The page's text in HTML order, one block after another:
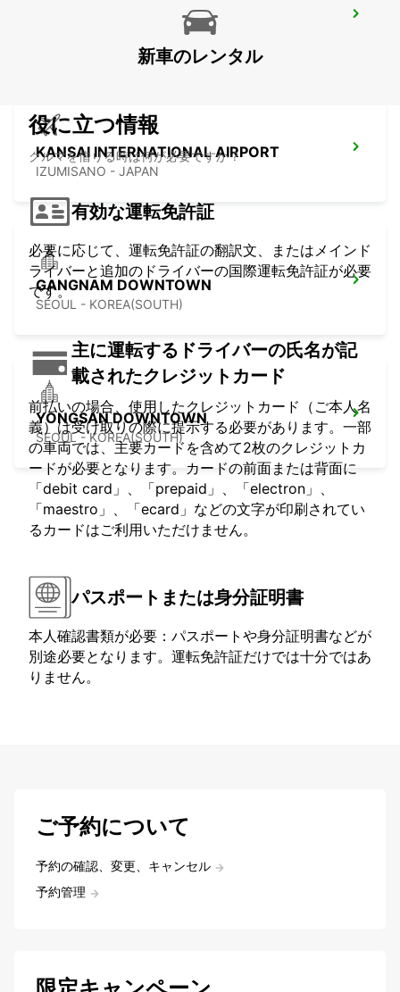
GWANGJU - KOREA(SOUTH)
KANSAI INTERNATIONAL AIRPORT
IZUMISANO - JAPAN
GANGNAM DOWNTOWN
SEOUL - KOREA(SOUTH)
YONGSAN DOWNTOWN
SEOUL - KOREA(SOUTH)
新車のレンタル
役に立つ情報
クルマを借りる時は何が必要ですか？
有効な運転免許証
必要に応じて、運転免許証の翻訳文、またはメインド
ライバーと追加のドライバーの国際運転免許証が必要
です。
主に運転するドライバーの氏名が記
載されたクレジットカード
前払いの場合、使用したクレジットカード（ご本人名
義）は受け取りの際に提示する必要があります。一部
の車両では、主要カードを含めて2枚のクレジットカ
ードが必要となります。カードの前面または背面に
「debit card」、「prepaid」、「electron」、
「maestro」、「ecard」などの文字が印刷されてい
るカードはご利用いただけません。
パスポートまたは身分証明書
本人確認書類が必要：パスポートや身分証明書などが
別途必要となります。運転免許証だけでは十分ではあ
りません。
ご予約について
予約の確認、変更、キャンセル
予約管理